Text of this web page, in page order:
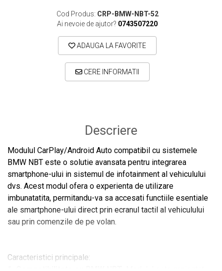
Cod Produs: CRP-BMW-NBT-52
Ai nevoie de ajutor? 0743507220
ADAUGA LA FAVORITE
CERE INFORMATII
Descriere
Modulul CarPlay/Android Auto compatibil cu sistemele
BMW NBT este o solutie avansata pentru integrarea
smartphone-ului in sistemul de infotainment al vehiculului
dvs. Acest modul ofera o experienta de utilizare
imbunatatita, permitandu-va sa accesati functiile esentiale
ale smartphone-ului direct prin ecranul tactil al vehiculului
sau prin comenzile de pe volan.
Caracteristici principale: